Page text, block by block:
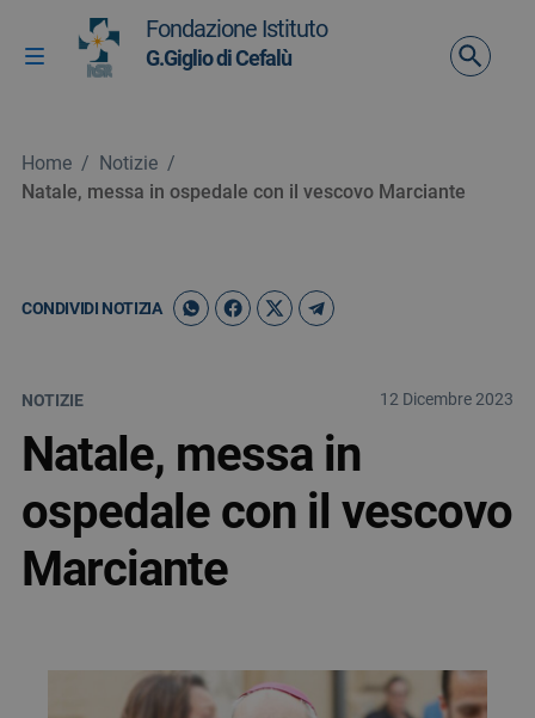
Vai ai contenuti
Vai al menu di navigazione
Vai al footer
Attiva / disattiva la navigazione
Fondazione Istituto
G.Giglio di Cefalù
Home / Notizie /
Natale, messa in ospedale con il vescovo Marciante
CONDIVIDI NOTIZIA
NOTIZIE 12 Dicembre 2023
Natale, messa in
ospedale con il vescovo
Marciante